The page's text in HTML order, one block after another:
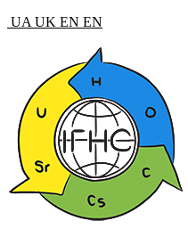
UA UK EN EN